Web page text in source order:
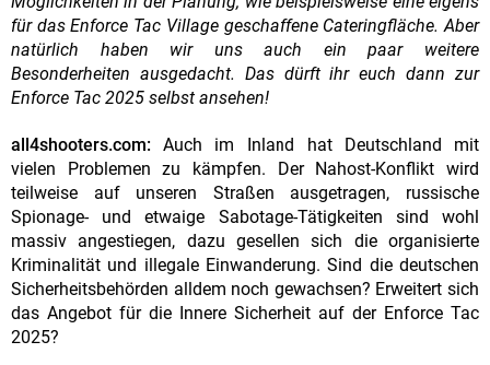
für das Enforce Tac Village geschaffene Cateringfläche. Aber
natürlich haben wir uns auch ein paar weitere
Besonderheiten ausgedacht. Das dürft ihr euch dann zur
Enforce Tac 2025 selbst ansehen!
all4shooters.com: Auch im Inland hat Deutschland mit
vielen Problemen zu kämpfen. Der Nahost-Konflikt wird
teilweise auf unseren Straßen ausgetragen, russische
Spionage- und etwaige Sabotage-Tätigkeiten sind wohl
massiv angestiegen, dazu gesellen sich die organisierte
Kriminalität und illegale Einwanderung. Sind die deutschen
Sicherheitsbehörden alldem noch gewachsen? Erweitert sich
das Angebot für die Innere Sicherheit auf der Enforce Tac
2025?